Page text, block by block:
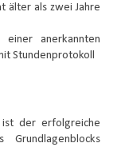
älter als zwei Jahre
anerkannten
Stundenprotokoll
ist der erfolgreiche